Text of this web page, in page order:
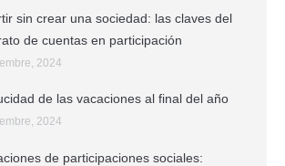
sin crear una sociedad: las claves del
de cuentas en participación
2024
de las vacaciones al final del año
2024
de participaciones sociales: